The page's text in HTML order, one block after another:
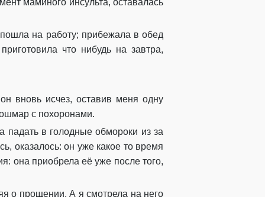
на работу; прибежала в обед
что нибудь на завтра,
вновь исчез, оставив меня одну
с похоронами.
падать в голодные обмороки из за
оказалось: он уже какое то время
она приобрела её уже после того,
о прощении. А я смотрела на него